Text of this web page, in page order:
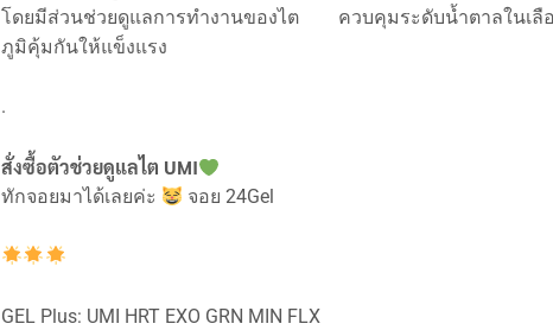
โดยมีส่วนช่วยดูแลการทำงานของไต ควบคุมระดับน้ำตาลในเ
ภูมิคุ้มกันให้แข็งแรง
.
สั่งซื้อตัวช่วยดูแลไต UMI
ทักจอยมาได้เลยค่ะ จอย 24Gel
GEL Plus: UMI HRT EXO GRN MIN FLX